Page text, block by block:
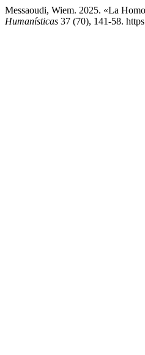
Messaoudi, Wiem. 2025. «La
Humanísticas 37 (70), 141-58.